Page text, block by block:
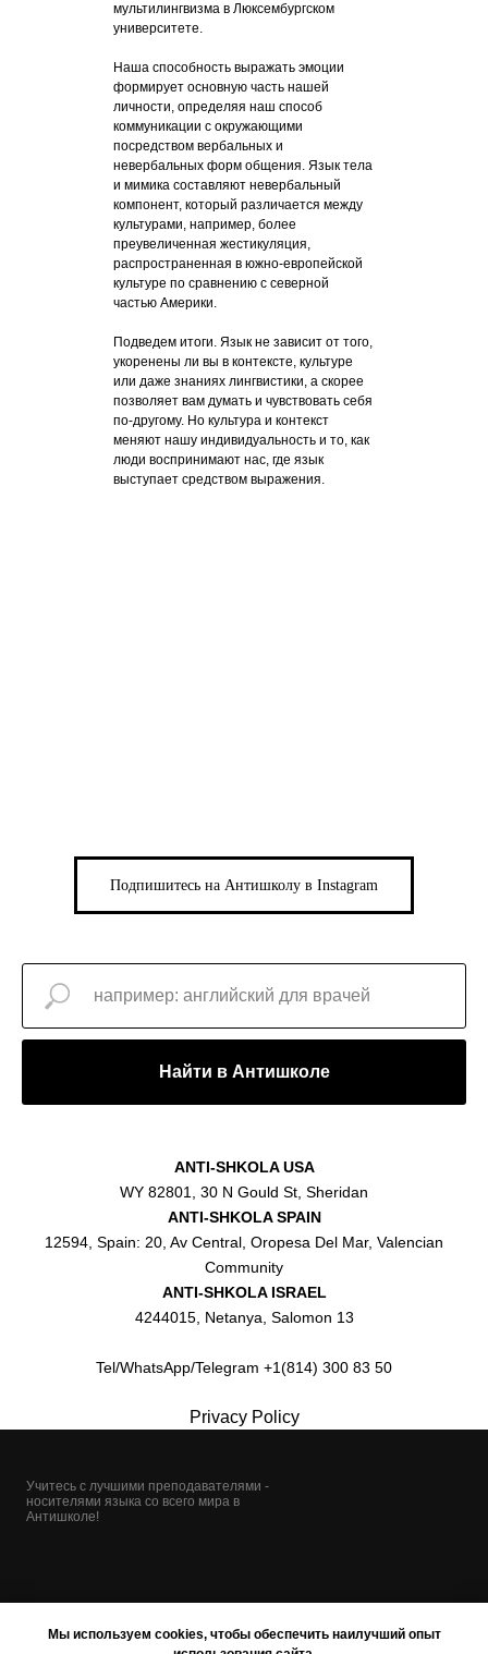
мультилингвизма в Люксембургском
университете.
Наша способность выражать эмоции
формирует основную часть нашей
личности, определяя наш способ
коммуникации с окружающими
посредством вербальных и
невербальных форм общения. Язык тела
и мимика составляют невербальный
компонент, который различается между
культурами, например, более
преувеличенная жестикуляция,
распространенная в южно-европейской
культуре по сравнению с северной
частью Америки.
Подведем итоги. Язык не зависит от того,
укоренены ли вы в контексте, культуре
или даже знаниях лингвистики, а скорее
позволяет вам думать и чувствовать себя
по-другому. Но культура и контекст
меняют нашу индивидуальность и то, как
люди воспринимают нас, где язык
выступает средством выражения.
Подпишитесь на Антишколу в Instagram
Мы используем cookies, чтобы обеспечить наилучший опыт
Найти в Антишколе
ANTI-SHKOLA USA
WY 82801, 30 N Gould St, Sheridan
ANTI-SHKOLA SPAIN
12594, Spain: 20, Av Central, Oropesa Del Mar, Valencian
Community
ANTI-SHKOLA ISRAEL
4244015, Netanya, Salomon 13
Tel/WhatsApp/Telegram +1(814) 300 83 50
Privacy Policy
Учитесь с лучшими преподавателями -
носителями языка со всего мира в
Антишколе!